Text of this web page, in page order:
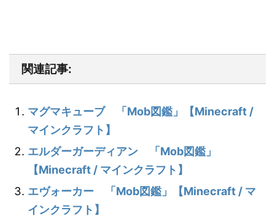
関連記事:
マグマキューブ 「Mob図鑑」【Minecraft /
マインクラフト】
エルダーガーディアン 「Mob図鑑」
【Minecraft / マインクラフト】
エヴォーカー 「Mob図鑑」【Minecraft / マ
インクラフト】